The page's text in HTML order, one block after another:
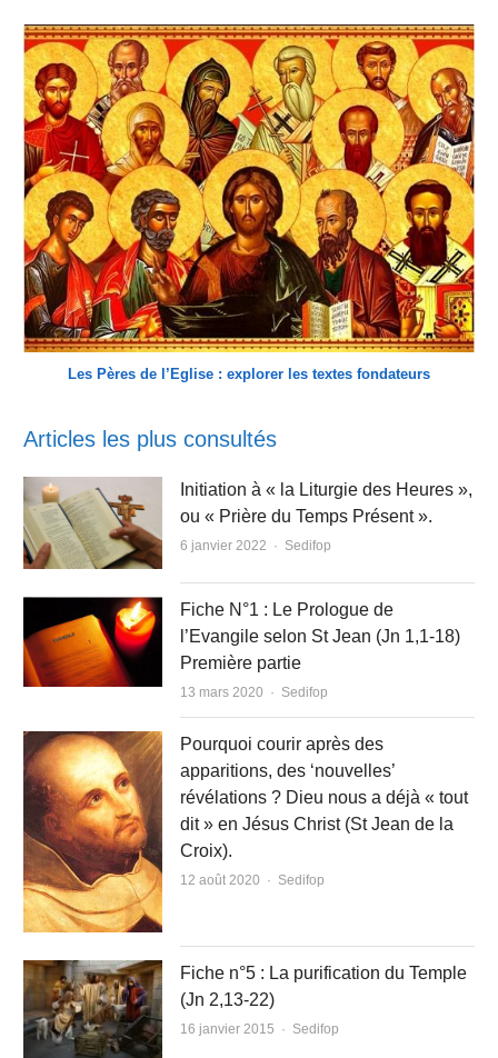
Les Pères de l’Eglise : explorer les textes fondateurs
Articles les plus consultés
Initiation à « la Liturgie des Heures »,
ou « Prière du Temps Présent ».
6 janvier 2022 Author
Sedifop
Fiche N°1 : Le Prologue de
l’Evangile selon St Jean (Jn 1,1-18)
Première partie
13 mars 2020 Author
Sedifop
Pourquoi courir après des
apparitions, des ‘nouvelles’
révélations ? Dieu nous a déjà « tout
dit » en Jésus Christ (St Jean de la
Croix).
12 août 2020 Author
Sedifop
Fiche n°5 : La purification du Temple
(Jn 2,13-22)
16 janvier 2015 Author
Sedifop